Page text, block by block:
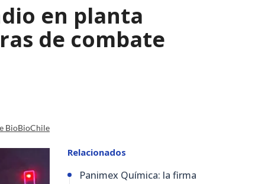
en planta
de combate
BioBioChile
Relacionados
Panimex Química: la firma